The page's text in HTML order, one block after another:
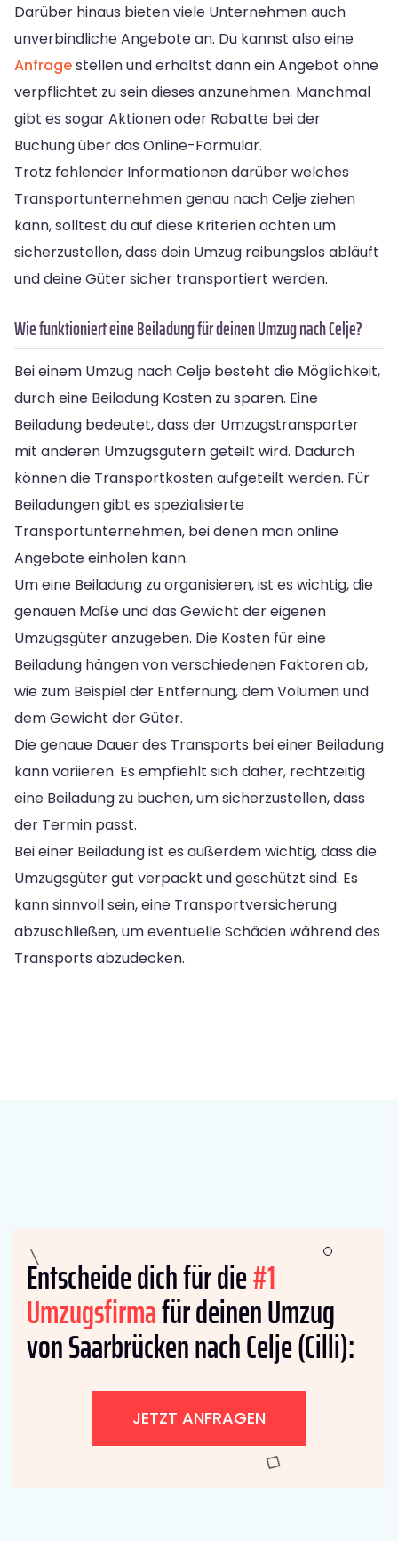
Darüber hinaus bieten viele Unternehmen auch
unverbindliche Angebote an. Du kannst also eine
Anfragestellen und erhältst dann ein Angebot ohne
verpflichtet zu sein dieses anzunehmen. Manchmal
gibt es sogar Aktionen oder Rabatte bei der
Buchung über das Online-Formular.
Trotz fehlender Informationen darüber welches
Transportunternehmen genau nach Celje ziehen
kann, solltest du auf diese Kriterien achten um
sicherzustellen, dass dein Umzug reibungslos abläuft
und deine Güter sicher transportiert werden.
Wie funktioniert eine Beiladung für deinen Umzug nach Celje?
Bei einem Umzug nach Celje besteht die Möglichkeit,
durch eine Beiladung Kosten zu sparen. Eine
Beiladung bedeutet, dass der Umzugstransporter
mit anderen Umzugsgütern geteilt wird. Dadurch
können die Transportkosten aufgeteilt werden. Für
Beiladungen gibt es spezialisierte
Transportunternehmen, bei denen man online
Angebote einholen kann.
Um eine Beiladung zu organisieren, ist es wichtig, die
genauen Maße und das Gewicht der eigenen
Umzugsgüter anzugeben. Die Kosten für eine
Beiladung hängen von verschiedenen Faktoren ab,
wie zum Beispiel der Entfernung, dem Volumen und
dem Gewicht der Güter.
Die genaue Dauer des Transports bei einer Beiladung
kann variieren. Es empfiehlt sich daher, rechtzeitig
eine Beiladung zu buchen, um sicherzustellen, dass
der Termin passt.
Bei einer Beiladung ist es außerdem wichtig, dass die
Umzugsgüter gut verpackt und geschützt sind. Es
kann sinnvoll sein, eine Transportversicherung
abzuschließen, um eventuelle Schäden während des
Transports abzudecken.
Entscheide dich für die#1
Umzugsfirmafür deinen Umzug
von Saarbrücken nach Celje (Cilli):
JETZT ANFRAGEN